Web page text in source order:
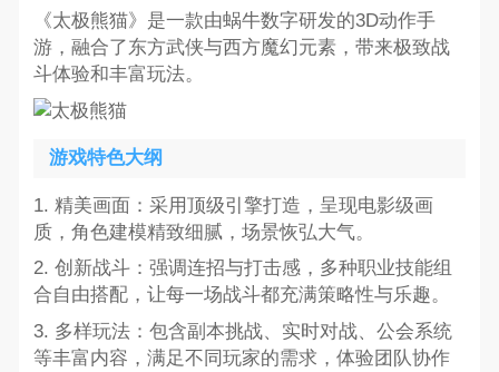
《太极熊猫》是一款由蜗牛数字研发的3D动作手
游，融合了东方武侠与西方魔幻元素，带来极致战
斗体验和丰富玩法。
游戏特色大纲
1. 精美画面：采用顶级引擎打造，呈现电影级画
质，角色建模精致细腻，场景恢弘大气。
2. 创新战斗：强调连招与打击感，多种职业技能组
合自由搭配，让每一场战斗都充满策略性与乐趣。
3. 多样玩法：包含副本挑战、实时对战、公会系统
等丰富内容，满足不同玩家的需求，体验团队协作